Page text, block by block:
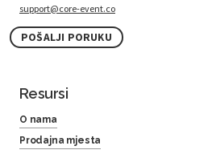
support@core-event.co
POŠALJI PORUKU
Resursi
O nama
Prodajna mjesta